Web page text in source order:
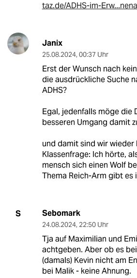
taz.de/ADHS-im-
Janix
25.08.2024, 00:37 Uhr
Erst der Wunsch nach
die ausdrückliche Suche
ADHS?
Egal, jedenfalls möge die
besseren Umgang damit
und damit sind wir wieder
Klassenfrage: Ich hörte,
mensch sich einen Wolf
Thema Reich-Arm gibt es
S Sebomark
24.08.2024, 22:50 Uhr
Tja auf Maximilian und
achtgeben. Aber ob es
(damals) Kevin nicht am
bei Malik - keine Ahnung.